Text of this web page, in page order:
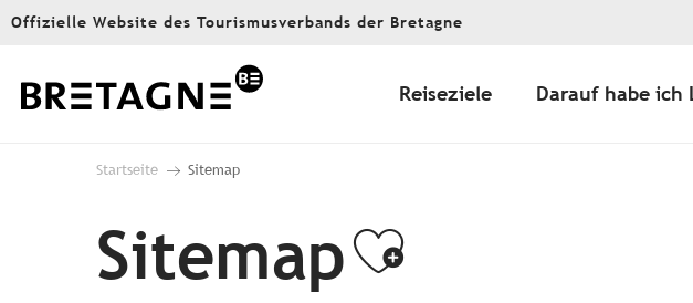
Aller
principal
Offizielle Website des Tourismusverbands der Bretagne
Reiseziele Darauf habe ich
Startseite Sitemap
SitemapAjouter